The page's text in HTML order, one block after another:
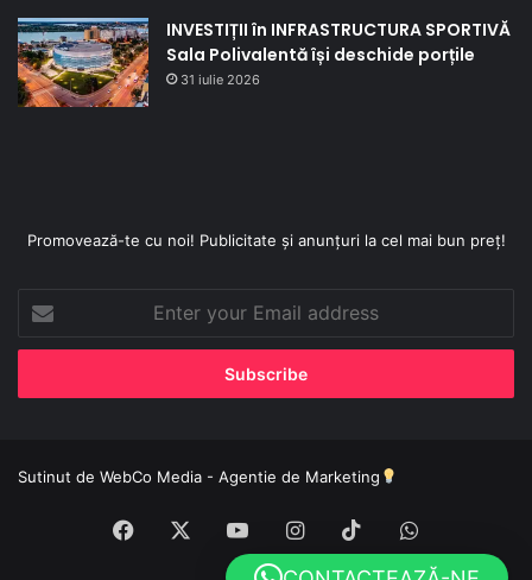
INVESTIȚII în INFRASTRUCTURA SPORTIVĂ
Sala Polivalentă își deschide porțile
31 iulie 2026
Promovează-te cu noi! Publicitate și anunțuri la cel mai bun preț!
your
Email
Sutinut de WebCo Media - Agentie de Marketing
Facebook YouTubeInstagram
TikTokWhatsApp